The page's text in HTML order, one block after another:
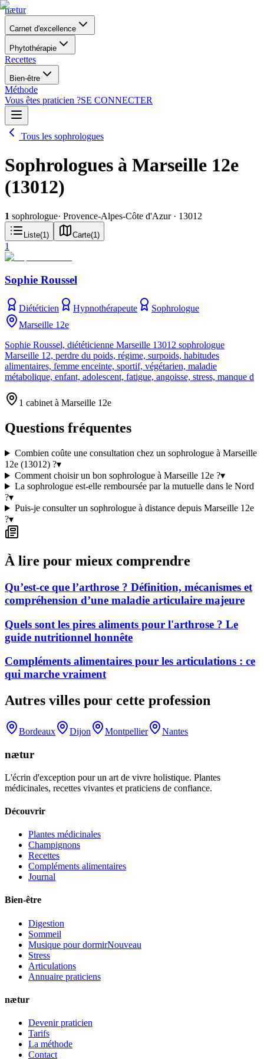
nætur
Carnet d'excellence
Phytothérapie
Recettes
Bien-être
Méthode
Vous êtes praticien ?SE CONNECTER
Tous les sophrologues
Sophrologues à Marseille 12e
(13012)
1 sophrologue· Provence-Alpes-Côte d'Azur· 13012
Liste(1 ) Carte(1 )
1
Sophie Roussel
Diététicien Hypnothérapeute
Sophrologue
Marseille 12e
Sophie Roussel, diététicienne Marseille 13012 sophrologue
Marseille 12, perdre du poids, régime, surpoids, habitudes
alimentaires, femme enceinte, sportif, végétarien, maladie
métabolique, enfant, adolescent, fatigue, angoisse, stress, manque d
1 cabinet à Marseille 12e
Questions fréquentes
Combien coûte une consultation chez un sophrologue à Marseille
12e (13012) ?▾
Comment choisir un bon sophrologue à Marseille 12e ?▾
La sophrologue est-elle remboursée par la mutuelle dans le Nord
?▾
Puis-je consulter un sophrologue à distance depuis Marseille 12e
?▾
À lire pour mieux comprendre
Qu’est-ce que l’arthrose ? Définition, mécanismes et
compréhension d’une maladie articulaire majeure
Quels sont les pires aliments pour l'arthrose ? Le
guide nutritionnel honnête
Compléments alimentaires pour les articulations : ce
qui marche vraiment
Autres villes pour cette profession
Bordeaux Dijon Montpellier Nantes
nætur
L'écrin d'exception pour un art de vivre holistique. Plantes
médicinales, recettes vivantes et praticiens de confiance.
Découvrir
Plantes médicinales
Champignons
Recettes
Compléments alimentaires
Journal
Bien-être
Digestion
Sommeil
Musique pour dormirNouveau
Stress
Articulations
Annuaire praticiens
nætur
Devenir praticien
Tarifs
La méthode
Contact